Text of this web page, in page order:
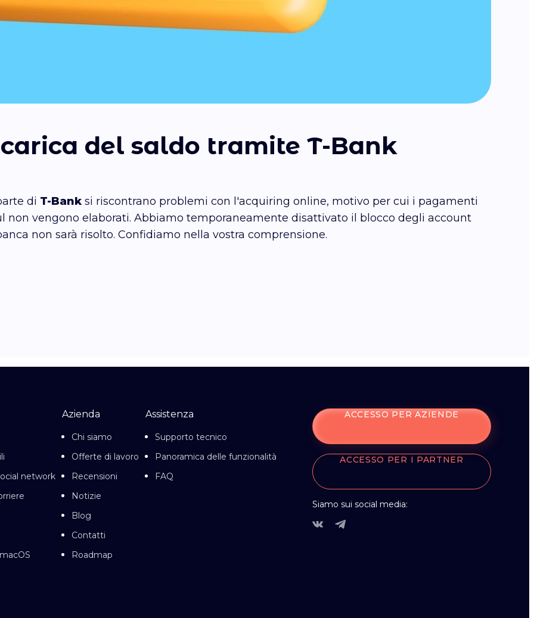
del saldo tramite T-Bank
di T-Bank si riscontrano problemi con l'acquiring online, motivo per cui i pagamenti
non vengono elaborati. Abbiamo temporaneamente disattivato il blocco degli account
non sarà risolto. Confidiamo nella vostra comprensione.
network
Azienda
Chi siamo
Offerte di lavoro
Recensioni
Notizie
Blog
Contatti
Roadmap
Assistenza
Supporto tecnico
Panoramica delle funzionalità
FAQ
ACCESSO PER AZIENDE
ACCESSO PER I PARTNER
Siamo sui social media: